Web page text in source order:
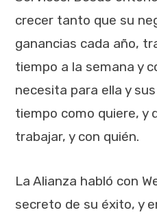
crecer tanto que su
ganancias cada año,
tiempo a la semana y
necesita para ella y
tiempo como quiere, y
trabajar, y con quién.
La Alianza habló con
secreto de su éxito, y